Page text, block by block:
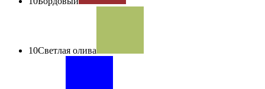
10Светлая олива